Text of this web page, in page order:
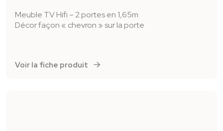
Meuble TV Hifi – 2 portes en 1,65m
Décor façon « chevron » sur la porte
Voir la fiche produit